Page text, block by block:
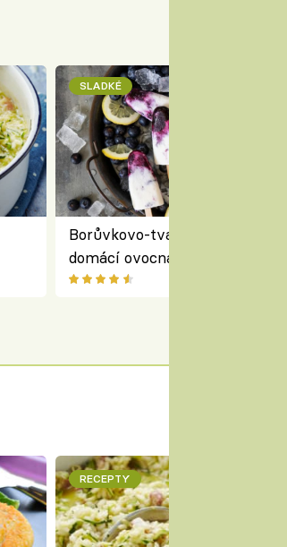
SLADKÉ
Borůvkovo-tvarohové nanuky
domácí ovocná zmrzlina na
RECEPTY